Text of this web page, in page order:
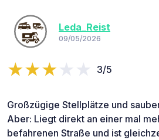
Leda_Reist
09/05/2026
3/5
Großzügige Stellplätze und
Aber: Liegt direkt an einer mal
befahrenen Straße und ist